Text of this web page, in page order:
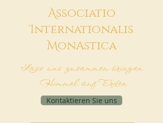
Associatio
Internationalis
MonAstica
Lass uns zusammen bringen
Himmel auf Erden
Kontaktieren Sie uns